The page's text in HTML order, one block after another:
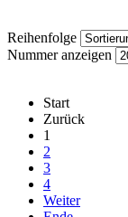
Reihenfolge
Nummer anzeigen
Start
Zurück
1
2
3
4
Weiter